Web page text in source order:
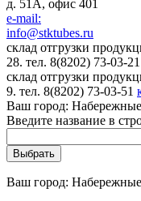
д. 51А, офис 401
e-mail:
info@stktubes.ru
склад отгрузки
28. тел. 8(8202) 73-03-21
склад отгрузки
9. тел. 8(8202) 73-03-51
Ваш город:
Введите название в
Ваш город: